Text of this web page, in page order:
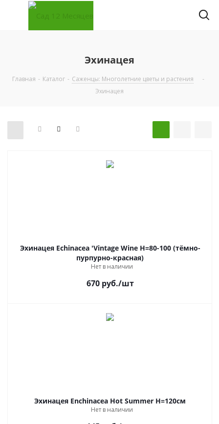
Эхинацея
Главная - Каталог - Саженцы: Многолетние цветы и растения
-
Эхинацея
Эхинацея Echinacea 'Vintage Wine Н=80-100 (тёмно-
пурпурно-красная)
Нет в наличии
670руб./шт
Эхинацея Enchinacea Hot Summer Н=120см
Нет в наличии